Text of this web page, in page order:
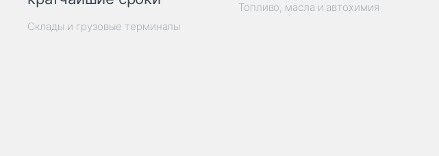
Склады и грузовые терминалы
Топливо, масла и автохимия